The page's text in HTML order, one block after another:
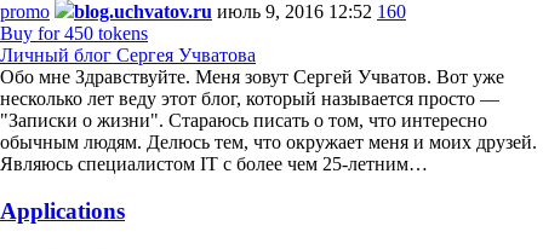
promo blog.uchvatov.ru июль 9, 2016 12:52 160
Buy for 450 tokens
Личный блог Сергея Учватова
Обо мне Здравствуйте. Меня зовут Сергей Учватов. Вот уже
несколько лет веду этот блог, который называется просто —
"Записки о жизни". Стараюсь писать о том, что интересно
обычным людям. Делюсь тем, что окружает меня и моих друзей.
Являюсь специалистом IT с более чем 25-летним…
Applications